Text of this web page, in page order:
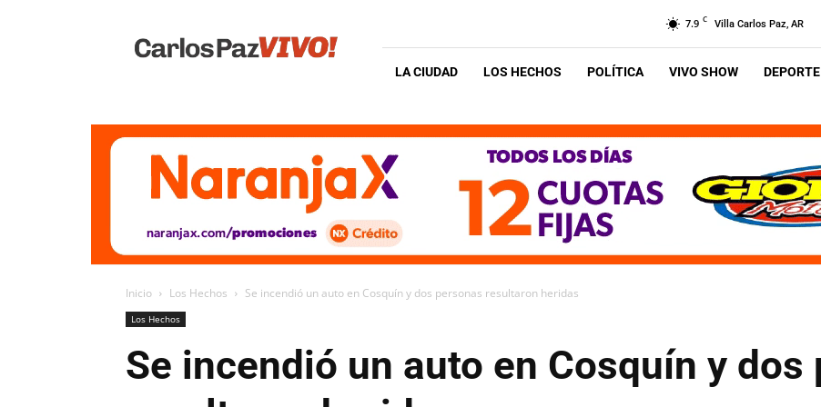
Vivo
7.9 C Villa Carlos Paz, AR
LA CIUDAD LOS HECHOS POLÍTICA VIVO SHOW
Inicio Los Hechos Se incendió un auto en Cosquín y dos personas resultaron heridas
Los Hechos
Se incendió un auto en Cosquín y dos